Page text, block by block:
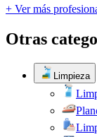
+ Ver más
Otras
Limpieza